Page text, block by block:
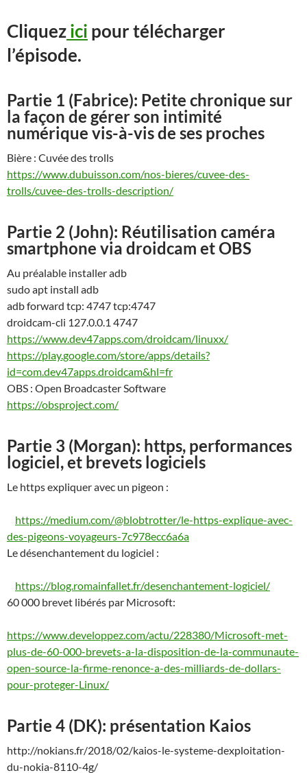
Cliquezici pour télécharger
l’épisode.
Partie 1 (Fabrice): Petite chronique sur
la façon de gérer son intimité
numérique vis-à-vis de ses proches
Bière : Cuvée des trolls
https://www.dubuisson.com/nos-bieres/cuvee-des-
trolls/cuvee-des-trolls-description/
Partie 2 (John): Réutilisation caméra
smartphone via droidcam et OBS
Au préalable installer adb
sudo apt install adb
adb forward tcp: 4747 tcp:4747
droidcam-cli 127.0.0.1 4747
https://www.dev47apps.com/droidcam/linuxx/
https://play.google.com/store/apps/details?
id=com.dev47apps.droidcam&hl=fr
OBS : Open Broadcaster Software
https://obsproject.com/
Partie 3 (Morgan): https, performances
logiciel, et brevets logiciels
Le https expliquer avec un pigeon :
https://medium.com/@blobtrotter/le-https-explique-avec-
des-pigeons-voyageurs-7c978ecc6a6a
Le désenchantement du logiciel :
https://blog.romainfallet.fr/desenchantement-logiciel/
60 000 brevet libérés par Microsoft:
https://www.developpez.com/actu/228380/Microsoft-met-
plus-de-60-000-brevets-a-la-disposition-de-la-communaute-
open-source-la-firme-renonce-a-des-milliards-de-dollars-
pour-proteger-Linux/
Partie 4 (DK): présentation Kaios
http://nokians.fr/2018/02/kaios-le-systeme-dexploitation-
du-nokia-8110-4g/